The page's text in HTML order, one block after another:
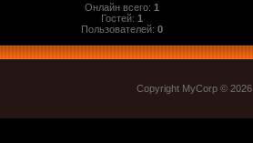
Онлайн всего:1
Гостей:1
Пользователей:0
Copyright MyCorp © 2026